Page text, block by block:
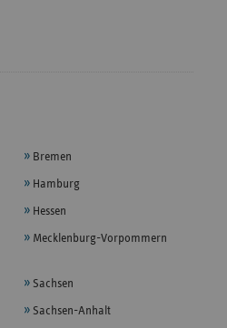
Bremen
Hamburg
Hessen
Mecklenburg-Vorpommern
Sachsen
Sachsen-Anhalt